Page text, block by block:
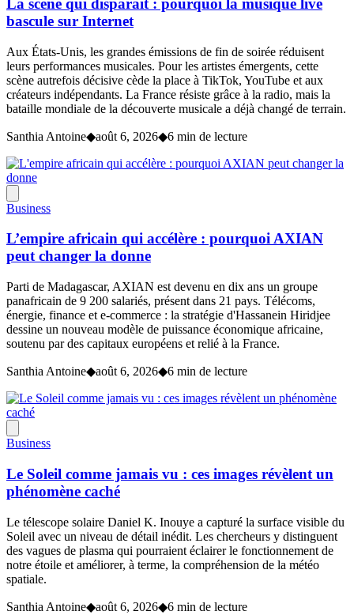
La scène qui disparaît : pourquoi la musique live
bascule sur Internet
Aux États-Unis, les grandes émissions de fin de soirée réduisent
leurs performances musicales. Pour les artistes émergents, cette
scène autrefois décisive cède la place à TikTok, YouTube et aux
créateurs indépendants. La France résiste grâce à la radio, mais la
bataille mondiale de la découverte musicale a déjà changé de terrain.
Santhia Antoine◆août 6, 2026◆6 min de lecture
Business
L’empire africain qui accélère : pourquoi AXIAN
peut changer la donne
Parti de Madagascar, AXIAN est devenu en dix ans un groupe
panafricain de 9 200 salariés, présent dans 21 pays. Télécoms,
énergie, finance et e-commerce : la stratégie d'Hassanein Hiridjee
dessine un nouveau modèle de puissance économique africaine,
soutenu par des capitaux européens et relié à la France.
Santhia Antoine◆août 6, 2026◆6 min de lecture
Business
Le Soleil comme jamais vu : ces images révèlent un
phénomène caché
Le télescope solaire Daniel K. Inouye a capturé la surface visible du
Soleil avec un niveau de détail inédit. Les chercheurs y distinguent
des vagues de plasma qui pourraient éclairer le fonctionnement de
notre étoile et améliorer, à terme, la compréhension de la météo
spatiale.
Santhia Antoine◆août 6, 2026◆6 min de lecture